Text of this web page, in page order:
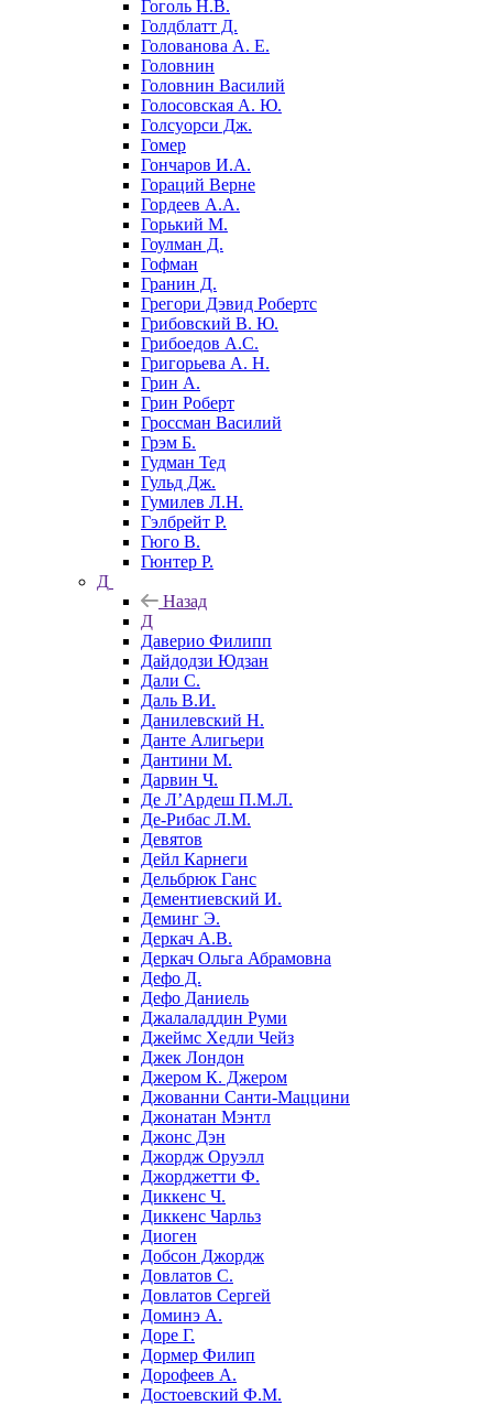
Гоголь Н.В.
Голдблатт Д.
Голованова А. Е.
Головнин
Головнин Василий
Голосовская А. Ю.
Голсуорси Дж.
Гомер
Гончаров И.А.
Гораций Верне
Гордеев А.А.
Горький М.
Гоулман Д.
Гофман
Гранин Д.
Грегори Дэвид Робертс
Грибовский В. Ю.
Грибоедов А.С.
Григорьева А. Н.
Грин А.
Грин Роберт
Гроссман Василий
Грэм Б.
Гудман Тед
Гульд Дж.
Гумилев Л.Н.
Гэлбрейт Р.
Гюго В.
Гюнтер Р.
Д
Назад
Д
Даверио Филипп
Дайдодзи Юдзан
Дали С.
Даль В.И.
Данилевский Н.
Данте Алигьери
Дантини М.
Дарвин Ч.
Де Л’Ардеш П.М.Л.
Де-Рибас Л.М.
Девятов
Дейл Карнеги
Дельбрюк Ганс
Дементиевский И.
Деминг Э.
Деркач А.В.
Деркач Ольга Абрамовна
Дефо Д.
Дефо Даниель
Джалаладдин Руми
Джеймс Хедли Чейз
Джек Лондон
Джером К. Джером
Джованни Санти-Маццини
Джонатан Мэнтл
Джонс Дэн
Джордж Оруэлл
Джорджетти Ф.
Диккенс Ч.
Диккенс Чарльз
Диоген
Добсон Джордж
Довлатов С.
Довлатов Сергей
Доминэ А.
Доре Г.
Дормер Филип
Дорофеев А.
Достоевский Ф.М.